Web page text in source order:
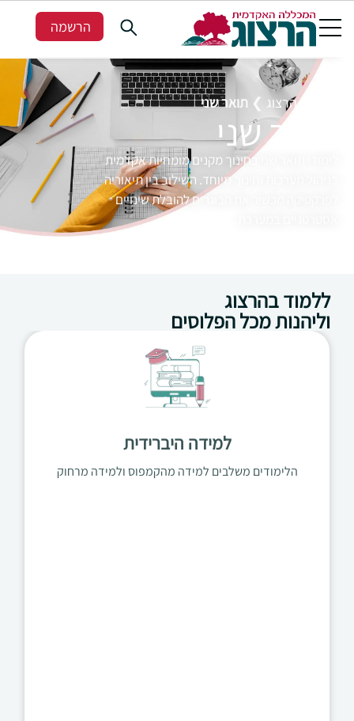
הרשמה
מכללת הרצוג ❯ תואר שני
תואר שני
לימודי תואר שני בחינוך מקנים מומחיות אקדמית
בניהול מערכות וחינוך מיוחד. השילוב בין תיאוריה
לפרקטיקה מכשיר את הבוגרים להובלת שינויים
למידה היברידית
הלימודים משלבים למידה מהקמפוס ולמידה מרחוק
ללמוד בהרצוג
וליהנות מכל הפלוסים